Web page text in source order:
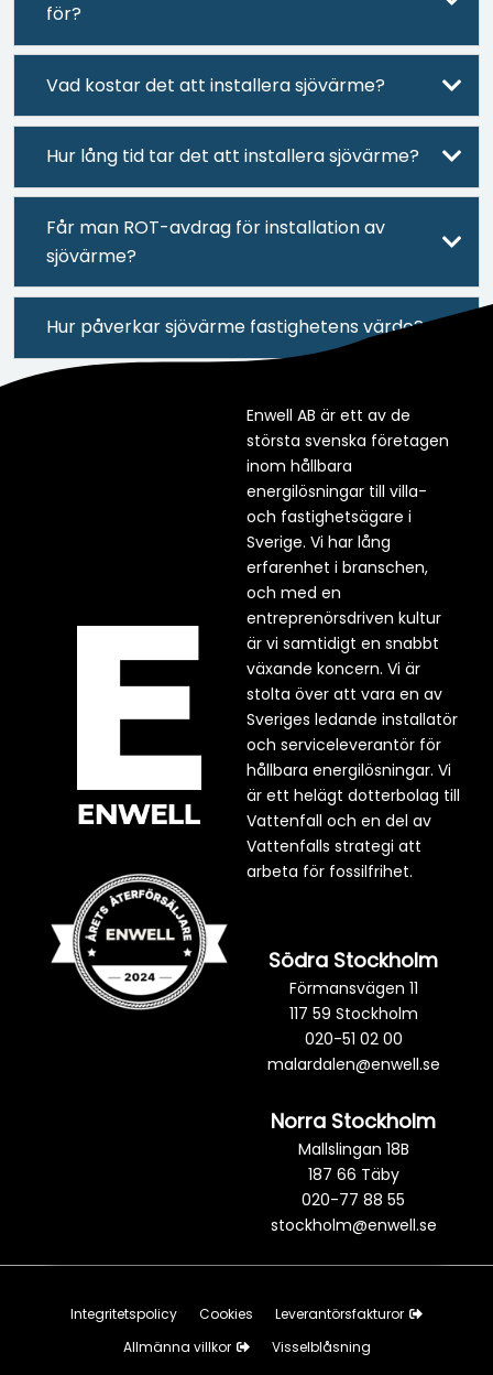
för?
Vad kostar det att installera sjövärme?
Hur lång tid tar det att installera sjövärme?
Får man ROT-avdrag för installation av
sjövärme?
Hur påverkar sjövärme fastighetens värde?
Enwell AB är ett av de
största svenska företagen
inom hållbara
energilösningar till villa-
och fastighetsägare i
Sverige. Vi har lång
erfarenhet i branschen,
och med en
entreprenörsdriven kultur
är vi samtidigt en snabbt
växande koncern. Vi är
stolta över att vara en av
Sveriges ledande installatör
och serviceleverantör för
hållbara energilösningar. Vi
är ett helägt dotterbolag till
Vattenfall och en del av
Vattenfalls strategi att
arbeta för fossilfrihet.
Södra Stockholm
Förmansvägen 11
117 59 Stockholm
020-51 02 00
malardalen@enwell.se
Norra Stockholm
Mallslingan 18B
187 66 Täby
020-77 88 55
stockholm@enwell.se
Integritetspolicy Cookies
Leverantörsfakturor
Allmänna villkor
Visselblåsning